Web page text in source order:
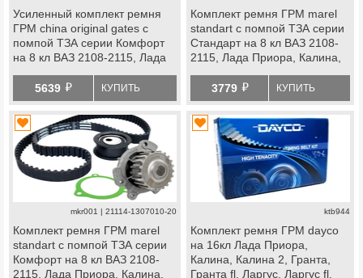
Усиленный комплект ремня
ГРМ china original gates с
помпой ТЗА серии Комфорт
на 8 кл ВАЗ 2108-2115, Лада
Гранта Стандарт, Ока
5639 й КУПИТЬ
Комплект ремня ГРМ marel
standart с помпой ТЗА серии
Стандарт на 8 кл ВАЗ 2108-
2115, Лада Приора, Калина,
3779 й КУПИТЬ
mkr001 | 21114-1307010-20
Комплект ремня ГРМ marel
standart с помпой ТЗА серии
Комфорт на 8 кл ВАЗ 2108-
2115, Лада Приора, Калина,
ktb944
Комплект ремня ГРМ dayco
на 16кл Лада Приора,
Калина, Калина 2, Гранта,
Гранта fl, Ларгус, Ларгус fl,